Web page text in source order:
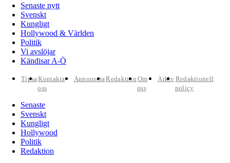
Senaste nytt
Svenskt
Kungligt
Hollywood & Världen
Politik
Vi avslöjar
Kändisar A-Ö
TipsaKontakta
oss
AnnonseraRedaktion Om
oss
Arkiv Redaktionell
policy
Senaste
Svenskt
Kungligt
Hollywood
Politik
Redaktion